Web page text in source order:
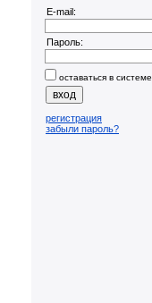
E-mail:
Пароль:
оставаться в системе
регистрация
забыли пароль?